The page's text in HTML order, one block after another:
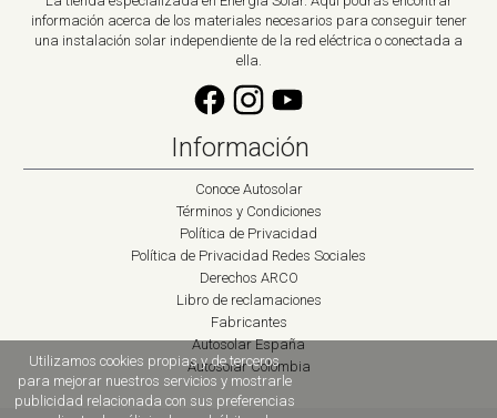
información acerca de los materiales necesarios para conseguir tener
una instalación solar independiente de la red eléctrica o conectada a
ella.
Información
Conoce Autosolar
Términos y Condiciones
Política de Privacidad
Política de Privacidad Redes Sociales
Derechos ARCO
Libro de reclamaciones
Fabricantes
Autosolar España
Autosolar Colombia
Utilizamos cookies propias y de terceros
para mejorar nuestros servicios y mostrarle
publicidad relacionada con sus preferencias